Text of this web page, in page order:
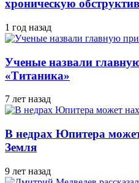
хроническую
1 год назад
Ученые назвали
«Титаника»
7 лет назад
В недрах Юпитера
Земля
9 лет назад